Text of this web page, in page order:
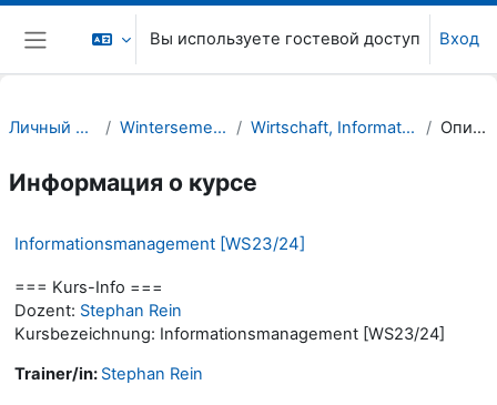
Перейти к основному содержанию
Боковая панель
Вы используете гостевой доступ Вход
Личный кабинет Wintersemester 23/24 Wirtschaft, Informatik, Recht (WIR) Описание
Информация о курсе
Informationsmanagement [WS23/24]
=== Kurs-Info ===
Dozent: Stephan Rein
Kursbezeichnung: Informationsmanagement [WS23/24]
Trainer/in: Stephan Rein